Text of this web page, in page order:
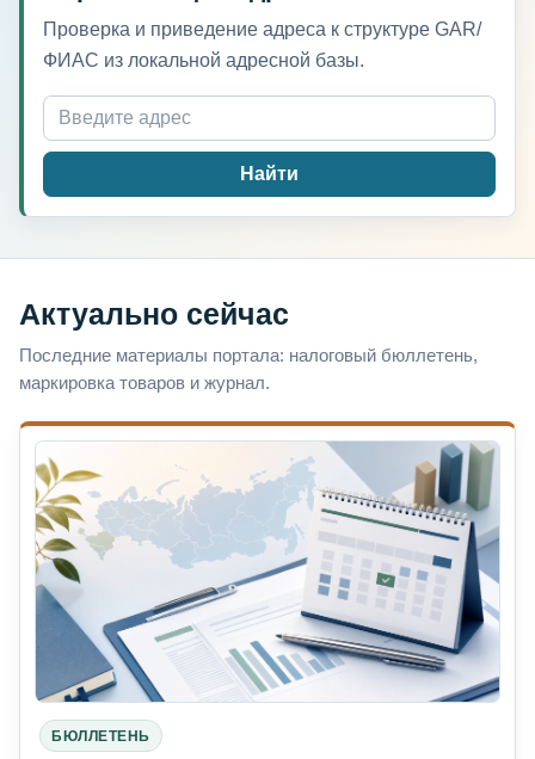
Проверка и приведение адреса к структуре GAR/
ФИАС из локальной адресной базы.
Найти
Актуально сейчас
Последние материалы портала: налоговый бюллетень,
маркировка товаров и журнал.
БЮЛЛЕТЕНЬ